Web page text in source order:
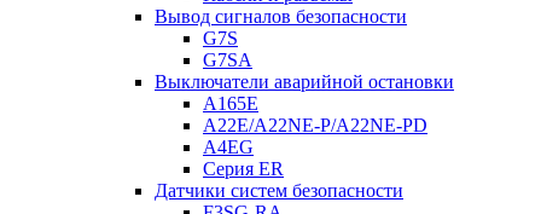
Вывод сигналов безопасности
G7S
G7SA
Выключатели аварийной остановки
A165E
A22E/A22NE-P/A22NE-PD
A4EG
Серия ER
Датчики систем безопасности